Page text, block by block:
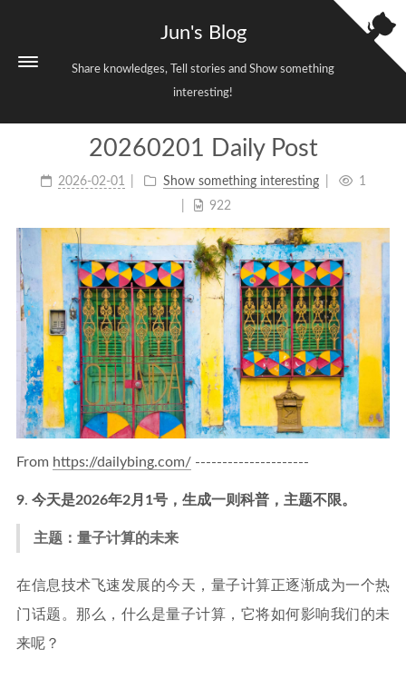
Jun's Blog
Share knowledges, Tell stories and Show something
interesting!
Categories
Archives
Sitemap
Links
About
20260201 Daily Post
2026-02-01 Show something interesting
1
922
From https://dailybing.com/ ---------------------
9. 今天是2026年2月1号，生成一则科普，主题不限。
主题：量子计算的未来
在信息技术飞速发展的今天，量子计算正逐渐成为一个热
门话题。那么，什么是量子计算，它将如何影响我们的未
来呢？